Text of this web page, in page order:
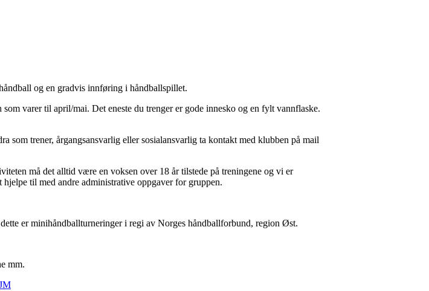
og en gradvis innføring i håndballspillet.
varer til april/mai. Det eneste du trenger er gode innesko og en fylt vannflaske.
som trener, årgangsansvarlig eller sosialansvarlig ta kontakt med klubben på mail
må det alltid være en voksen over 18 år tilstede på treningene og vi er
til med andre administrative oppgaver for gruppen.
er minihåndballturneringer i regi av Norges håndballforbund, region Øst.
mm.